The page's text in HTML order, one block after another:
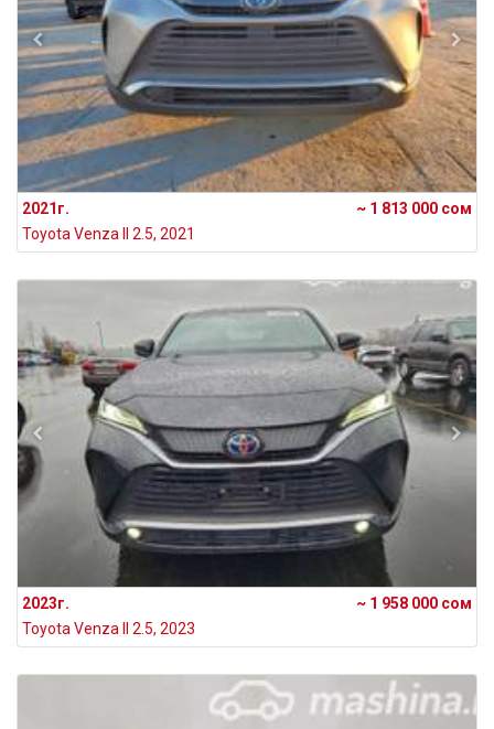
2021г.
~ 1 813 000 сом
Toyota Venza II 2.5, 2021
2023г.
~ 1 958 000 сом
Toyota Venza II 2.5, 2023